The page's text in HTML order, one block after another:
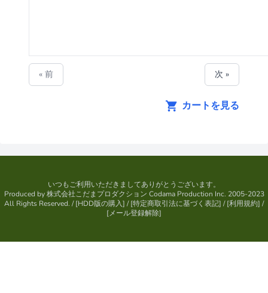
« 前 次 »
カートを見る
いつもご利用いただきましてありがとうございます。
Produced by株式会社こだまプロダクション Codama Production Inc. 2005-2023
All Rights Reserved. / [HDD版の購入] / [特定商取引法に基づく表記] / [利用規約] /
[メール登録解除]